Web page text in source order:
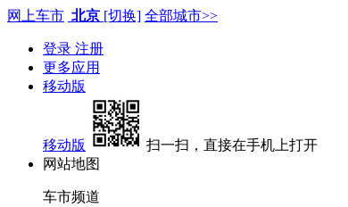
网上车市 北京 [切换] 全部城市>>
登录 注册
更多应用
移动版
移动版
扫一扫，直接在手机上打开
网站地图
车市频道